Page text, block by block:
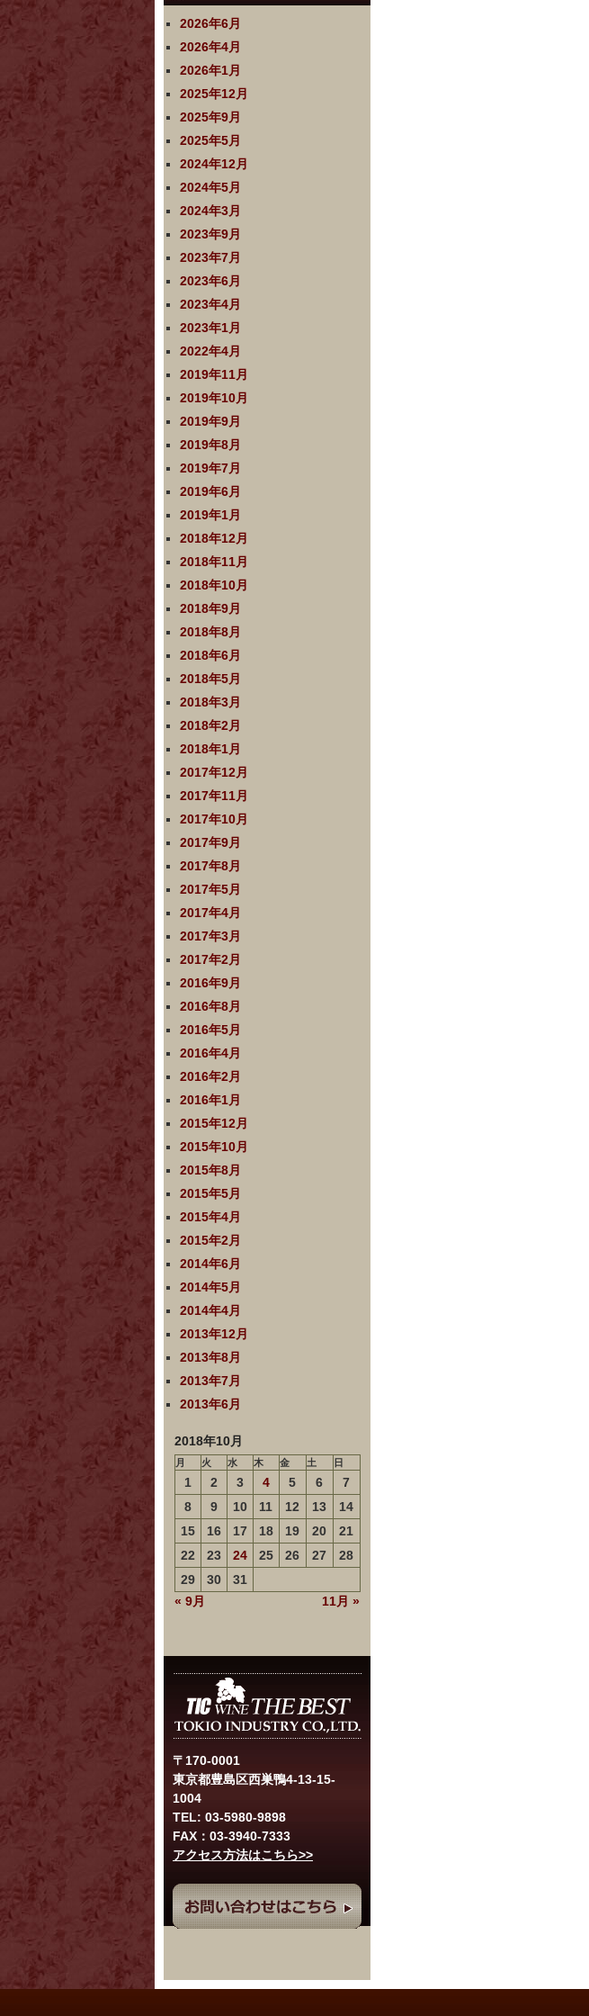
2026年6月
2026年4月
2026年1月
2025年12月
2025年9月
2025年5月
2024年12月
2024年5月
2024年3月
2023年9月
2023年7月
2023年6月
2023年4月
2023年1月
2022年4月
2019年11月
2019年10月
2019年9月
2019年8月
2019年7月
2019年6月
2019年1月
2018年12月
2018年11月
2018年10月
2018年9月
2018年8月
2018年6月
2018年5月
2018年3月
2018年2月
2018年1月
2017年12月
2017年11月
2017年10月
2017年9月
2017年8月
2017年5月
2017年4月
2017年3月
2017年2月
2016年9月
2016年8月
2016年5月
2016年4月
2016年2月
2016年1月
2015年12月
2015年10月
2015年8月
2015年5月
2015年4月
2015年2月
2014年6月
2014年5月
2014年4月
2013年12月
2013年8月
2013年7月
2013年6月
2018年10月
月 火 水 木 金 土 日
« 9月 11月 »
1 2 3 4 5 6
7
8
9 10 11 12 13
14
15
16 17 18 19 20
21
22
23 24 25 26 27
28
29
30 31
〒170-0001
東京都豊島区西巣鴨4-13-15-
1004
TEL: 03-5980-9898
FAX：03-3940-7333
アクセス方法はこちら>>